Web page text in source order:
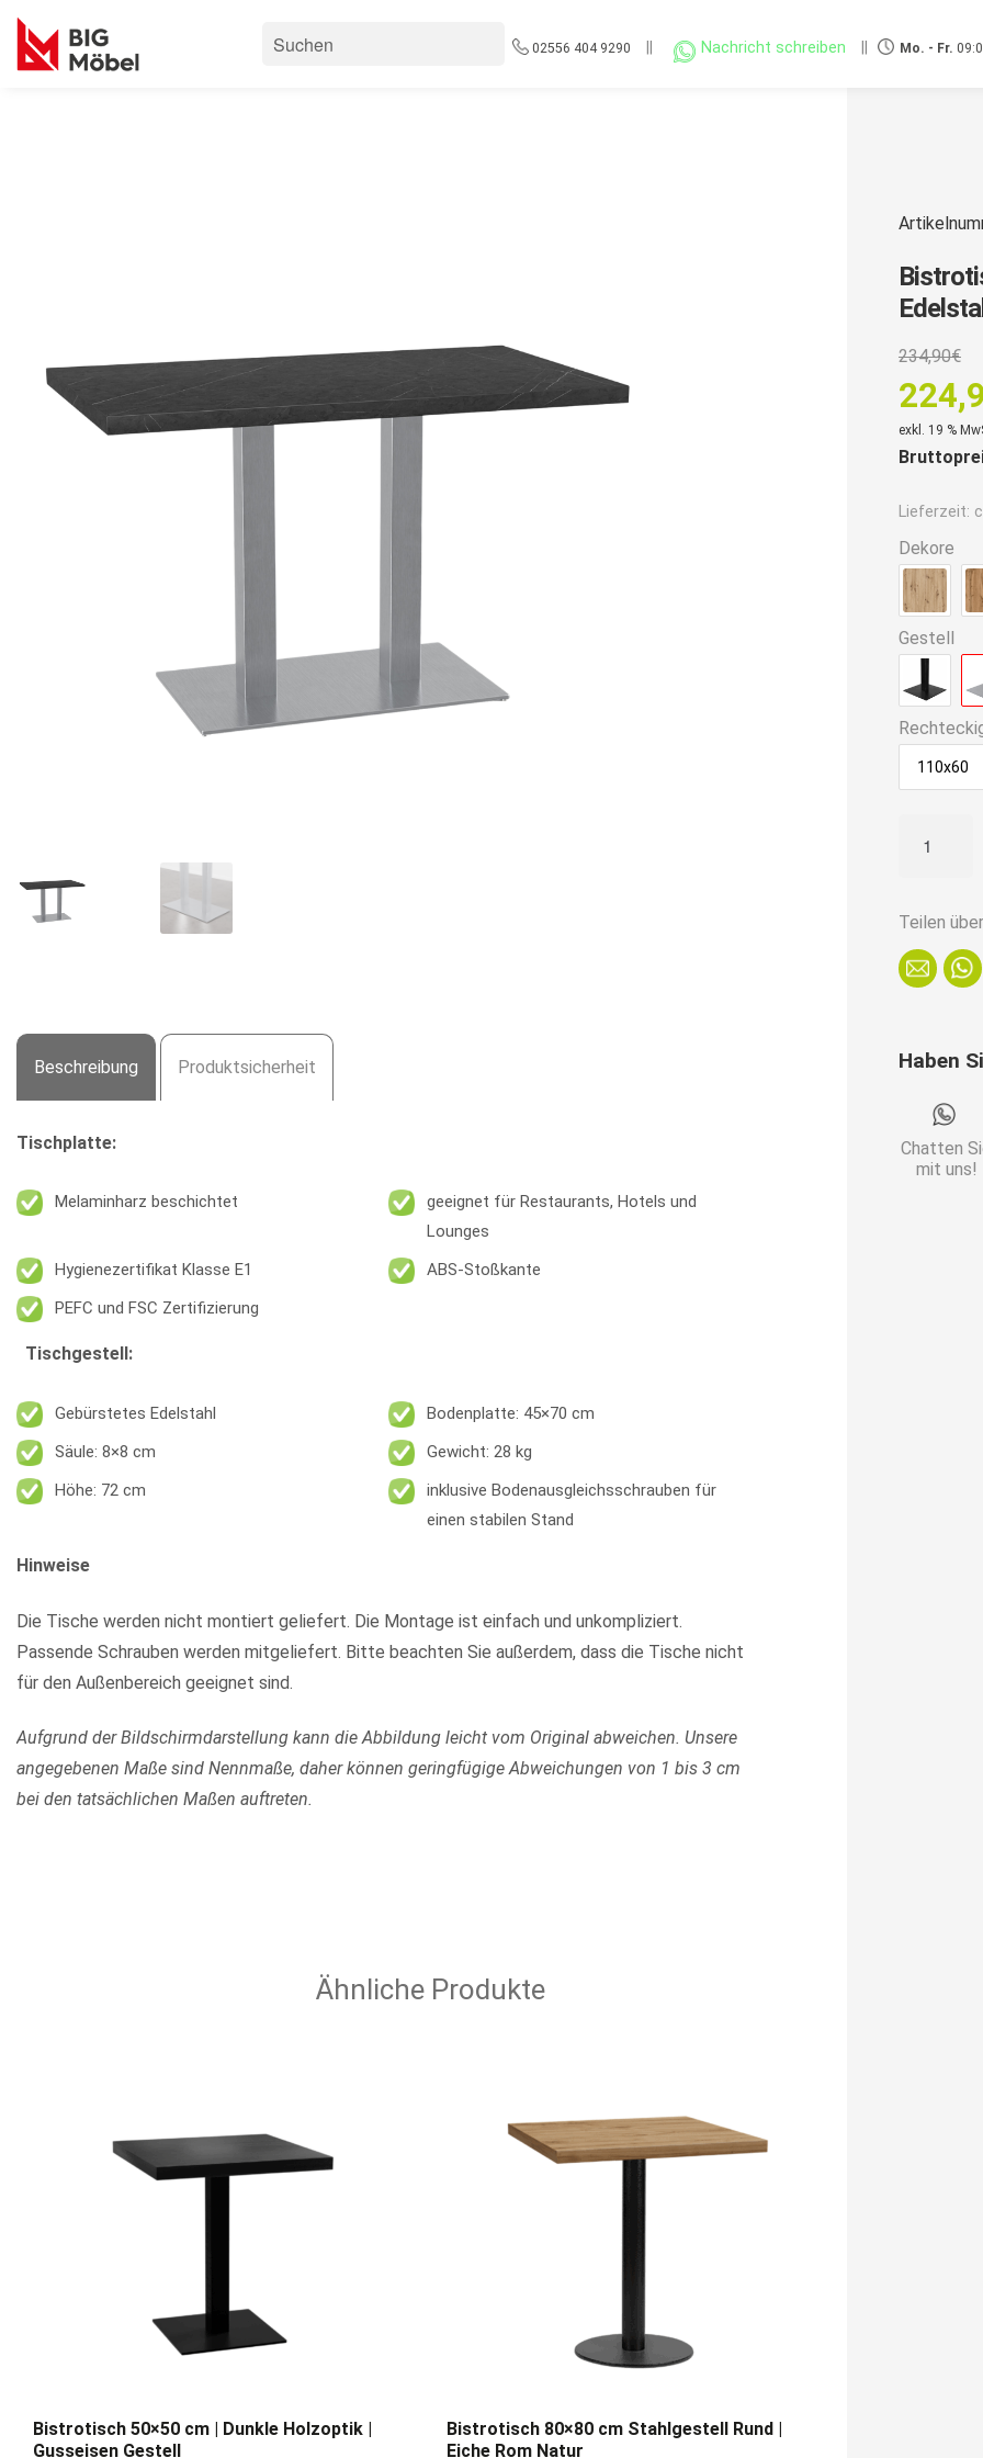
02556 404 9290 Nachricht schreiben Mo. - Fr.
Beschreibung Produktsicherheit
Tischplatte:
Melaminharz beschichtet
geeignet für Restaurants, Hotels und
Lounges
Hygienezertifikat Klasse E1
ABS-Stoßkante
PEFC und FSC Zertifizierung
Tischgestell:
Gebürstetes Edelstahl
Bodenplatte: 45×70 cm
Säule: 8×8 cm
Gewicht: 28 kg
Höhe: 72 cm
inklusive Bodenausgleichsschrauben für
einen stabilen Stand
Hinweise
Die Tische werden nicht montiert geliefert. Die Montage ist einfach und unkompliziert.
Passende Schrauben werden mitgeliefert. Bitte beachten Sie außerdem, dass die Tische nicht
für den Außenbereich geeignet sind.
Aufgrund der Bildschirmdarstellung kann die Abbildung leicht vom Original abweichen. Unsere
angegebenen Maße sind Nennmaße, daher können geringfügige Abweichungen von 1 bis 3 cm
bei den tatsächlichen Maßen auftreten.
Ähnliche Produkte
Bistrotisch 50×50 cm | Dunkle Holzoptik |
Gusseisen Gestell
Bistrotisch 80×80 cm Stahlgestell Rund |
Eiche Rom Natur
234,90€
Preis
ist:
exkl. 19 %
Lieferzeit:
Dekore
Gestell
110x60
140x80
|
Marmor
Dunkel
Gestell
Menge
Teilen über
Haben
Chatten
mit uns!